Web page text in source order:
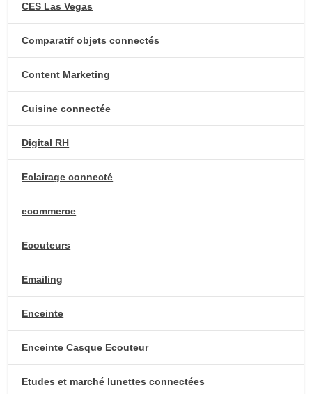
CES Las Vegas
Comparatif objets connectés
Content Marketing
Cuisine connectée
Digital RH
Eclairage connecté
ecommerce
Ecouteurs
Emailing
Enceinte
Enceinte Casque Ecouteur
Etudes et marché lunettes connectées